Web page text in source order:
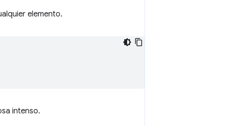
elemento.
intenso.